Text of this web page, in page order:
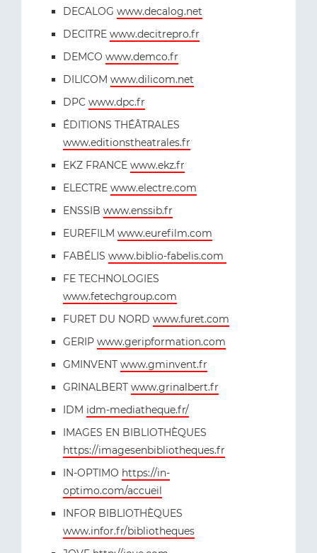
DECALOG www.decalog.net
DECITRE www.decitrepro.fr
DEMCO www.demco.fr
DILICOM www.dilicom.net
DPC www.dpc.fr
ÉDITIONS THÉÂTRALES
www.editionstheatrales.fr
EKZ FRANCE www.ekz.fr
ELECTRE www.electre.com
ENSSIB www.enssib.fr
EUREFILM www.eurefilm.com
FABÉLIS www.biblio-fabelis.com
FE TECHNOLOGIES
www.fetechgroup.com
FURET DU NORD www.furet.com
GERIP www.geripformation.com
GMINVENT www.gminvent.fr
GRINALBERT www.grinalbert.fr
IDM idm-mediatheque.fr/
IMAGES EN BIBLIOTHÈQUES
https://imagesenbibliotheques.fr
IN-OPTIMO https://in-
optimo.com/accueil
INFOR BIBLIOTHÈQUES
www.infor.fr/bibliotheques